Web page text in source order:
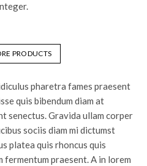
PRODUCTS
pharetra fames praesent
quis bibendum diam at
senectus. Gravida ullam corper
sociis diam mi dictumst
platea quis rhoncus quis
praesent. A in lorem